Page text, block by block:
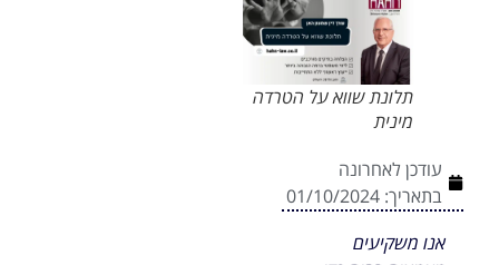
תלונת שווא על הטרדה
מינית
עודכן לאחרונה
בתאריך: 01/10/2024
אנו משקיעים